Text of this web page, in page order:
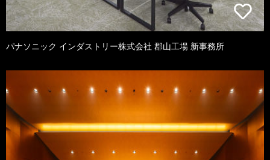
パナソニック インダストリー株式会社 郡山工場 新事務所